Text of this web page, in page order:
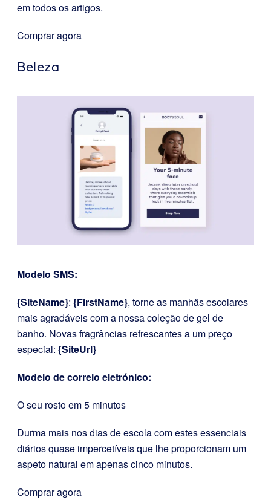
em todos os artigos.
Comprar agora
Beleza
Modelo SMS:
{SiteName}: {FirstName}, torne as manhãs escolares
mais agradáveis com a nossa coleção de gel de
banho. Novas fragrâncias refrescantes a um preço
especial: {SiteUrl}
Modelo de correio eletrónico:
O seu rosto em 5 minutos
Durma mais nos dias de escola com estes essenciais
diários quase impercetíveis que lhe proporcionam um
aspeto natural em apenas cinco minutos.
Comprar agora